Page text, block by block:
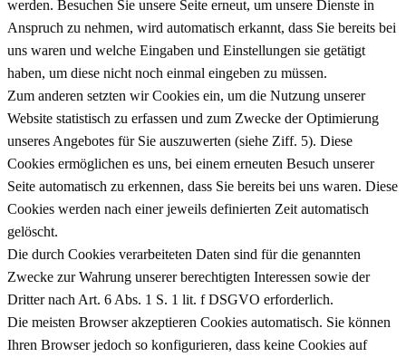
werden. Besuchen Sie unsere Seite erneut, um unsere Dienste in
Anspruch zu nehmen, wird automatisch erkannt, dass Sie bereits bei
uns waren und welche Eingaben und Einstellungen sie getätigt
haben, um diese nicht noch einmal eingeben zu müssen.
Zum anderen setzten wir Cookies ein, um die Nutzung unserer
Website statistisch zu erfassen und zum Zwecke der Optimierung
unseres Angebotes für Sie auszuwerten (siehe Ziff. 5). Diese
Cookies ermöglichen es uns, bei einem erneuten Besuch unserer
Seite automatisch zu erkennen, dass Sie bereits bei uns waren. Diese
Cookies werden nach einer jeweils definierten Zeit automatisch
gelöscht.
Die durch Cookies verarbeiteten Daten sind für die genannten
Zwecke zur Wahrung unserer berechtigten Interessen sowie der
Dritter nach Art. 6 Abs. 1 S. 1 lit. f DSGVO erforderlich.
Die meisten Browser akzeptieren Cookies automatisch. Sie können
Ihren Browser jedoch so konfigurieren, dass keine Cookies auf